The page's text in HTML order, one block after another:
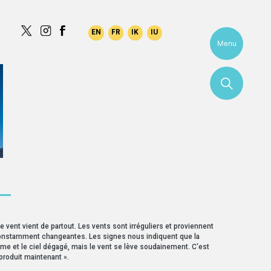
Menu
vent vient de partout. Les vents sont irréguliers et proviennent
changeantes. Les signes nous indiquent que la
et le ciel dégagé, mais le vent se lève soudainement. C'est
maintenant ».